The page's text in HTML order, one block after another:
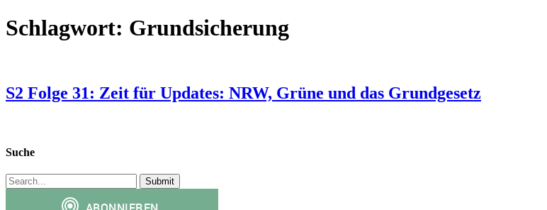
Schlagwort: Grundsicherung
S2 Folge 31: Zeit für Updates: NRW, Grüne und das Grundgesetz
Suche